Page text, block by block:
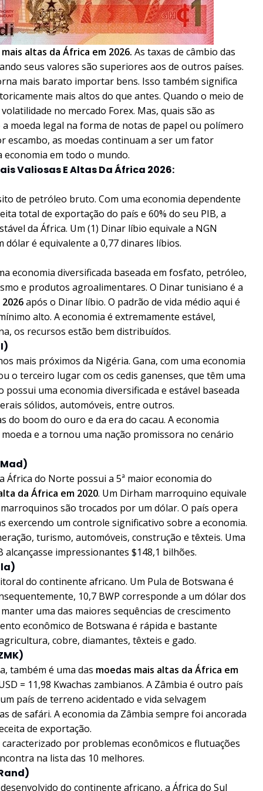
altas da África em 2026. As taxas de câmbio das
seus valores são superiores aos de outros países.
mais barato importar bens. Isso também significa
mais altos do que antes. Quando o meio de
no mercado Forex. Mas, quais são as
a moeda legal na forma de notas de papel ou polímero
escambo, as moedas continuam a ser um fator
em todo o mundo.
Valiosas E Altas Da África 2026:
de petróleo bruto. Com uma economia dependente
total de exportação do país e 60% do seu PIB, a
da África. Um (1) Dinar líbio equivale a NGN
dólar é equivalente a 0,77 dinares líbios.
economia diversificada baseada em fosfato, petróleo,
e produtos agroalimentares. O Dinar tunisiano é a
após o Dinar líbio. O padrão de vida médio aqui é
alto. A economia é extremamente estável,
os recursos estão bem distribuídos.
mais próximos da Nigéria. Gana, com uma economia
o terceiro lugar com os cedis ganenses, que têm uma
possui uma economia diversificada e estável baseada
sólidos, automóveis, entre outros.
do boom do ouro e da era do cacau. A economia
e a tornou uma nação promissora no cenário
Mad)
África do Norte possui a 5ª maior economia do
da África em 2020. Um Dirham marroquino equivale
são trocados por um dólar. O país opera
exercendo um controle significativo sobre a economia.
turismo, automóveis, construção e têxteis. Uma
impressionantes $148,1 bilhões.
do continente africano. Um Pula de Botswana é
10,7 BWP corresponde a um dólar dos
uma das maiores sequências de crescimento
econômico de Botswana é rápida e bastante
cobre, diamantes, têxteis e gado.
também é uma das moedas mais altas da África em
= 11,98 Kwachas zambianos. A Zâmbia é outro país
país de terreno acidentado e vida selvagem
de safári. A economia da Zâmbia sempre foi ancorada
de exportação.
por problemas econômicos e flutuações
na lista das 10 melhores.
do continente africano, a África do Sul